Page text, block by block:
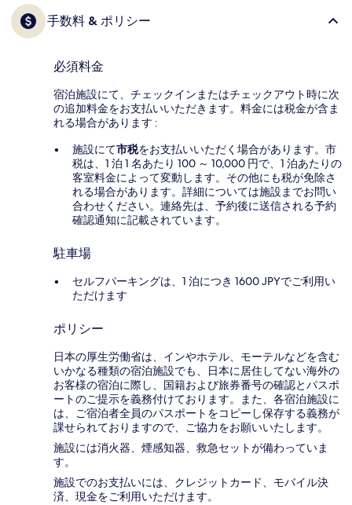
手数料 & ポリシー
必須料金
宿泊施設にて、チェックインまたはチェックアウト時に次
の追加料金をお支払いいただきます。料金には税金が含ま
れる場合があります :
施設にて市税をお支払いいただく場合があります。市
税は、1 泊 1 名あたり 100 ～ 10,000 円で、1 泊あたりの
客室料金によって変動します。その他にも税が免除さ
れる場合があります。詳細については施設までお問い
合わせください。連絡先は、予約後に送信される予約
確認通知に記載されています。
駐車場
セルフパーキングは、1 泊につき 1600 JPYでご利用い
ただけます
ポリシー
日本の厚生労働省は、インやホテル、モーテルなどを含む
いかなる種類の宿泊施設でも、日本に​居住してない海外の
お客様の宿泊に際し、国籍および旅券番号の確認とパスポ
ートのご提示を義務付け​ております。また、各宿泊施設に
は、ご宿泊者全員のパスポートをコピーし保存する義務が
課せられておりますの​で、ご協力をお願いいたします。
施設には消火器、煙感知器、救急セットが備わっていま
す。
施設でのお支払いには、クレジットカード、モバイル決
済、現金をご利用いただけます。